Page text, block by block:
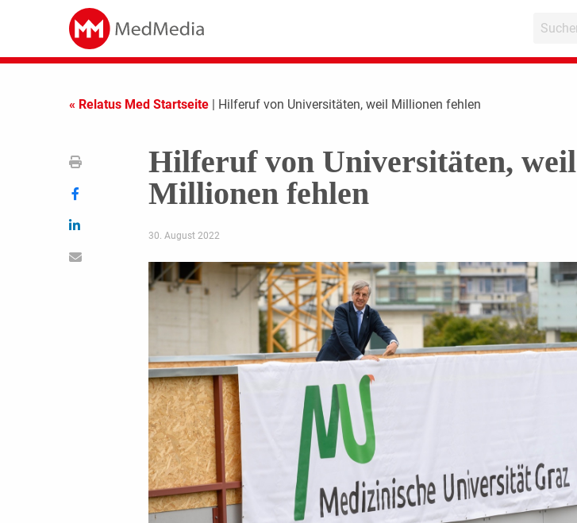
« Relatus Med Startseite | Hilferuf von Universitäten, weil Millionen fehlen
Hilferuf von Universitäten, weil
Millionen fehlen
30. August 2022